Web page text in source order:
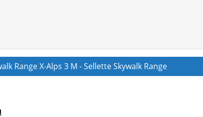
Range X-Alps 3 M - Sellette Skywalk Range